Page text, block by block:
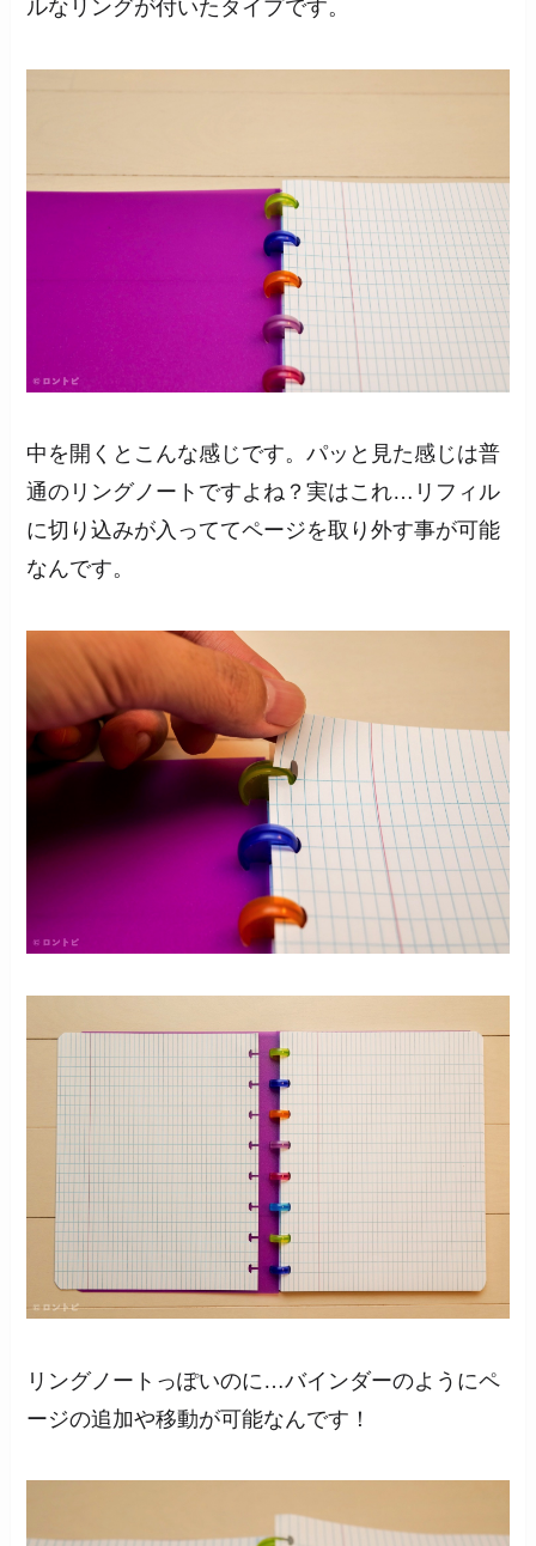
ルなリングが付いたタイプです。
中を開くとこんな感じです。パッと見た感じは普
通のリングノートですよね？実はこれ…リフィル
に切り込みが入っててページを取り外す事が可能
なんです。
リングノートっぽいのに…バインダーのようにペ
ージの追加や移動が可能なんです！